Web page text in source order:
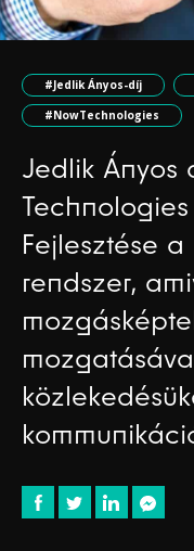
#Jedlik Ányos-díj
#NowTechnologies
Jedlik Ányos
Fejlesztése
rendszer,